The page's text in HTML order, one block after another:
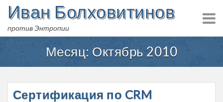
Skip
content
Иван Болховитинов
против Энтропии
Месяц: Октябрь 2010
Сертификация по CRM